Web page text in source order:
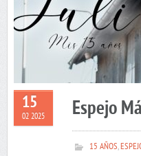
15
02 2025 Espejo
15 AÑOS,